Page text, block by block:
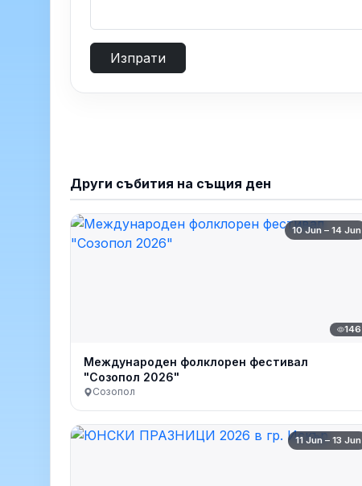
Изпрати
Други събития на същия ден
10 Jun – 14 Jun
146
Международен фолклорен фестивал
"Созопол 2026"
Созопол
11 Jun – 13 Jun